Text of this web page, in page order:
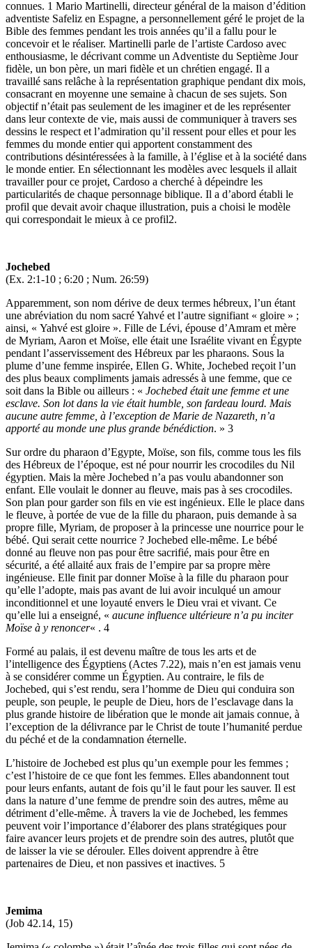
connues. 1 Mario Martinelli, directeur général de la maison d’édition
adventiste Safeliz en Espagne, a personnellement géré le projet de la
Bible des femmes pendant les trois années qu’il a fallu pour le
concevoir et le réaliser. Martinelli parle de l’artiste Cardoso avec
enthousiasme, le décrivant comme un Adventiste du Septième Jour
fidèle, un bon père, un mari fidèle et un chrétien engagé. Il a
travaillé sans relâche à la représentation graphique pendant dix mois,
consacrant en moyenne une semaine à chacun de ses sujets. Son
objectif n’était pas seulement de les imaginer et de les représenter
dans leur contexte de vie, mais aussi de communiquer à travers ses
dessins le respect et l’admiration qu’il ressent pour elles et pour les
femmes du monde entier qui apportent constamment des
contributions désintéressées à la famille, à l’église et à la société dans
le monde entier. En sélectionnant les modèles avec lesquels il allait
travailler pour ce projet, Cardoso a cherché à dépeindre les
particularités de chaque personnage biblique. Il a d’abord établi le
profil que devait avoir chaque illustration, puis a choisi le modèle
qui correspondait le mieux à ce profil2.
Jochebed
(Ex. 2:1-10 ; 6:20 ; Num. 26:59)
Apparemment, son nom dérive de deux termes hébreux, l’un étant
une abréviation du nom sacré Yahvé et l’autre signifiant « gloire » ;
ainsi, « Yahvé est gloire ». Fille de Lévi, épouse d’Amram et mère
de Myriam, Aaron et Moïse, elle était une Israélite vivant en Égypte
pendant l’asservissement des Hébreux par les pharaons. Sous la
plume d’une femme inspirée, Ellen G. White, Jochebed reçoit l’un
des plus beaux compliments jamais adressés à une femme, que ce
soit dans la Bible ou ailleurs : « Jochebed était une femme et une
esclave. Son lot dans la vie était humble, son fardeau lourd. Mais
aucune autre femme, à l’exception de Marie de Nazareth, n’a
apporté au monde une plus grande bénédiction. » 3
Sur ordre du pharaon d’Egypte, Moïse, son fils, comme tous les fils
des Hébreux de l’époque, est né pour nourrir les crocodiles du Nil
égyptien. Mais la mère Jochebed n’a pas voulu abandonner son
enfant. Elle voulait le donner au fleuve, mais pas à ses crocodiles.
Son plan pour garder son fils en vie est ingénieux. Elle le place dans
le fleuve, à portée de vue de la fille du pharaon, puis demande à sa
propre fille, Myriam, de proposer à la princesse une nourrice pour le
bébé. Qui serait cette nourrice ? Jochebed elle-même. Le bébé
donné au fleuve non pas pour être sacrifié, mais pour être en
sécurité, a été allaité aux frais de l’empire par sa propre mère
ingénieuse. Elle finit par donner Moïse à la fille du pharaon pour
qu’elle l’adopte, mais pas avant de lui avoir inculqué un amour
inconditionnel et une loyauté envers le Dieu vrai et vivant. Ce
qu’elle lui a enseigné, « aucune influence ultérieure n’a pu inciter
Moïse à y renoncer« . 4
Formé au palais, il est devenu maître de tous les arts et de
l’intelligence des Égyptiens (Actes 7.22), mais n’en est jamais venu
à se considérer comme un Égyptien. Au contraire, le fils de
Jochebed, qui s’est rendu, sera l’homme de Dieu qui conduira son
peuple, son peuple, le peuple de Dieu, hors de l’esclavage dans la
plus grande histoire de libération que le monde ait jamais connue, à
l’exception de la délivrance par le Christ de toute l’humanité perdue
du péché et de la condamnation éternelle.
L’histoire de Jochebed est plus qu’un exemple pour les femmes ;
c’est l’histoire de ce que font les femmes. Elles abandonnent tout
pour leurs enfants, autant de fois qu’il le faut pour les sauver. Il est
dans la nature d’une femme de prendre soin des autres, même au
détriment d’elle-même. À travers la vie de Jochebed, les femmes
peuvent voir l’importance d’élaborer des plans stratégiques pour
faire avancer leurs projets et de prendre soin des autres, plutôt que
de laisser la vie se dérouler. Elles doivent apprendre à être
partenaires de Dieu, et non passives et inactives. 5
Jemima
(Job 42.14, 15)